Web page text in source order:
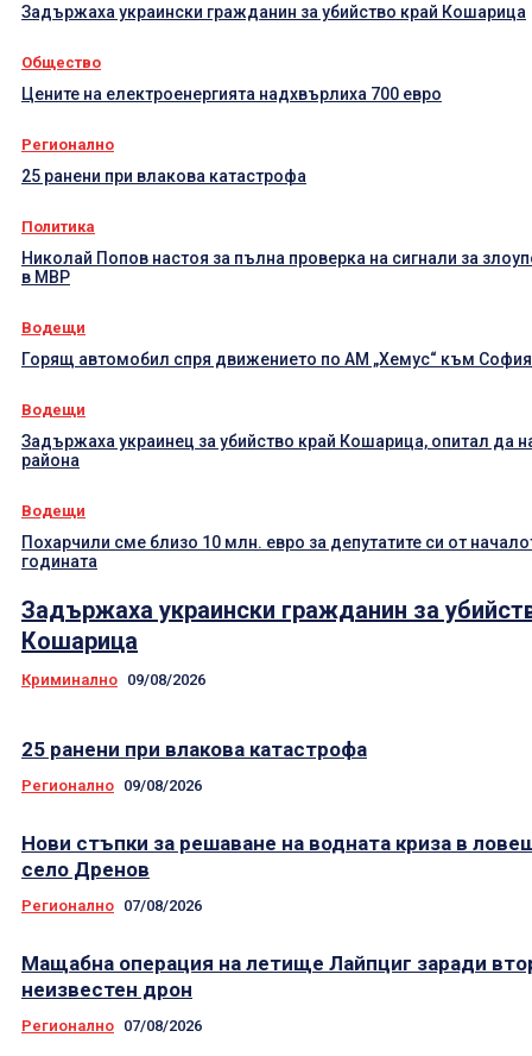
Задържаха украински гражданин за убийство край Кошарица
Общество
Цените на електроенергията надхвърлиха 700 евро
Регионално
25 ранени при влакова катастрофа
Политика
Николай Попов настоя за пълна проверка на сигнали за
в МВР
Водещи
Горящ автомобил спря движението по АМ „Хемус“ към София
Водещи
Задържаха украинец за убийство край Кошарица, опитал да
района
Водещи
Похарчили сме близо 10 млн. евро за депутатите си от
годината
Задържаха украински гражданин за
Кошарица
Криминално 09/08/2026
25 ранени при влакова катастрофа
Регионално 09/08/2026
Нови стъпки за решаване на водната криза в
село Дренов
Регионално 07/08/2026
Мащабна операция на летище Лайпциг заради
неизвестен дрон
Регионално 07/08/2026